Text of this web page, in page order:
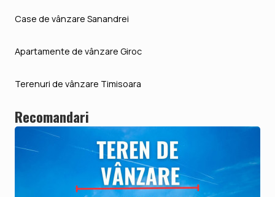
Case de vânzare Sanandrei
Apartamente de vânzare Giroc
Terenuri de vânzare Timisoara
Recomandari